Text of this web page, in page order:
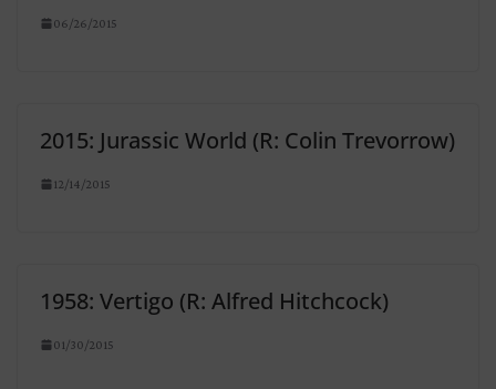
06/26/2015
2015: Jurassic World (R: Colin Trevorrow)
12/14/2015
1958: Vertigo (R: Alfred Hitchcock)
01/30/2015